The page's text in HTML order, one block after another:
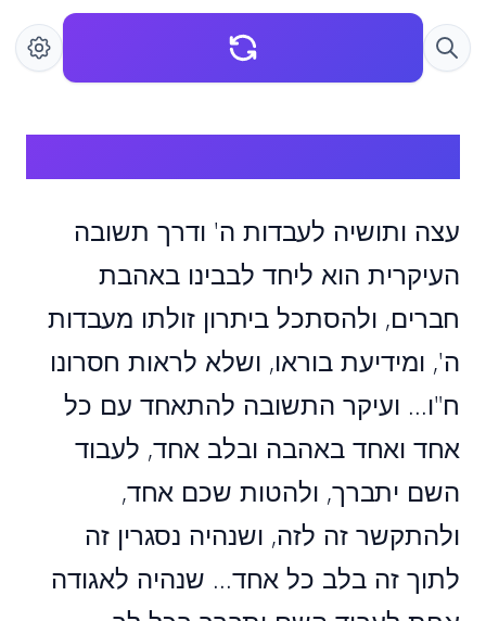
עצה ותושיה לעבדות ה' ודרך תשובה
העיקרית הוא ליחד לבבינו באהבת
חברים, ולהסתכל ביתרון זולתו מעבדות
ה', ומידיעת בוראו, ושלא לראות חסרונו
ח"ו... ועיקר התשובה להתאחד עם כל
אחד ואחד באהבה ובלב אחד, לעבוד
השם יתברך, ולהטות שכם אחד,
ולהתקשר זה לזה, ושנהיה נסגרין זה
לתוך זה בלב כל אחד... שנהיה לאגודה